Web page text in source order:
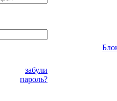
забули
пароль?